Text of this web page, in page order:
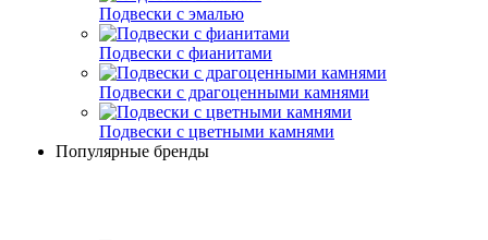
Подвески с эмалью
Подвески с фианитами
Подвески с драгоценными камнями
Подвески с цветными камнями
Популярные бренды